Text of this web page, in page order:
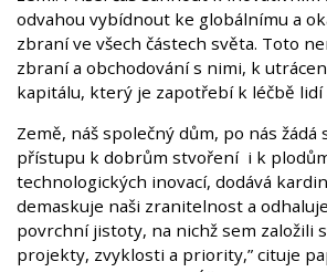
odvahou vybídnout ke globálnímu a
zbraní ve všech částech světa. Toto
zbraní a obchodování s nimi, k
kapitálu, který je zapotřebí k léčbě lidí
Země, náš společný dům, po nás žádá
přístupu k dobrům stvoření i k
technologických inovací, dodává
demaskuje naši zranitelnost a
povrchní jistoty, na nichž sem založili
projekty, zvyklosti a priority,” cituje